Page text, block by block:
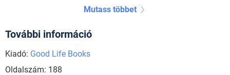
Mutass többet
További információ
Kiadó: Good Life Books
Oldalszám: 188